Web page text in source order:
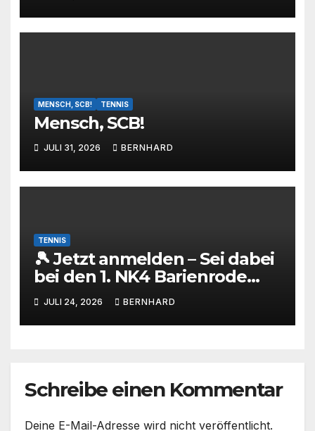
MENSCH, SCB! TENNIS
Mensch, SCB!
JULI 31, 2026 BERNHARD
TENNIS
🎾 Jetzt anmelden – Sei dabei
bei den 1. NK4 Barienrode
Open mit Nicolas Kiefer! 🔥
JULI 24, 2026 BERNHARD
Schreibe einen Kommentar
Deine E-Mail-Adresse wird nicht veröffentlicht.